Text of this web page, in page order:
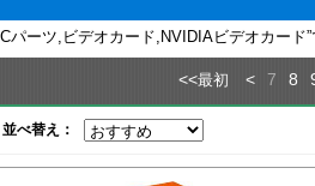
パーツ,ビデオカード,NVIDIAビデオカード
<<最初 < 7 8
並べ替え：